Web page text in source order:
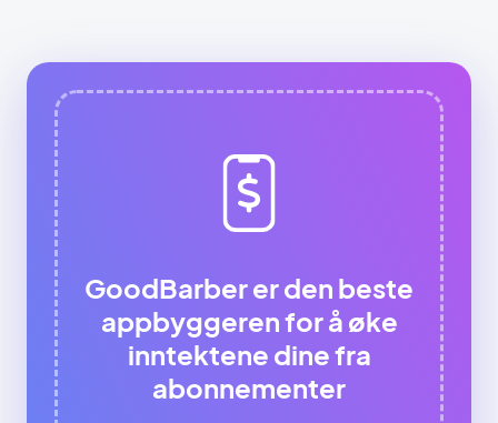
GoodBarber er den beste
appbyggeren for å øke
inntektene dine fra
abonnementer